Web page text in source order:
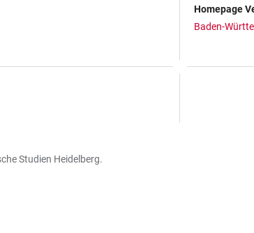
Homepage
Baden-
Studien Heidelberg.